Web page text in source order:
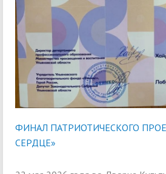
ФИНАЛ ПАТРИОТИЧЕСКОГО
СЕРДЦЕ»